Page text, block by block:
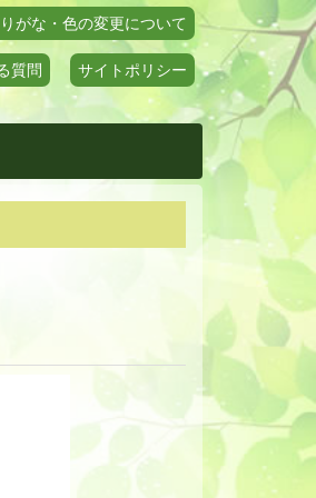
がな・色の変更について
質問 サイトポリシー